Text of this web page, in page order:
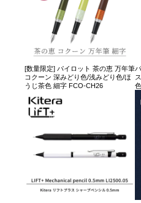
[数量限定] パイロット 茶の恵 万年筆
コクーン 深みどり色/浅みどり色/ほ
うじ茶色 細字 FCO-CH26